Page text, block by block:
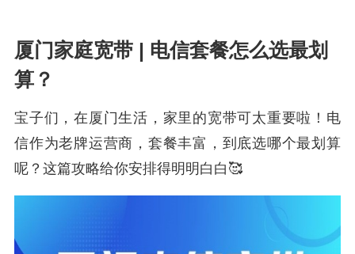
厦门家庭宽带 | 电信套餐怎么选最划
算？
宝子们，在厦门生活，家里的宽带可太重要啦！电
信作为老牌运营商，套餐丰富，到底选哪个最划算
呢？这篇攻略给你安排得明明白白🥰